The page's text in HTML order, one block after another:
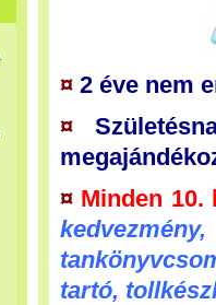
¤ 2 éve nem
¤
¤ Minden 10.
tartó,